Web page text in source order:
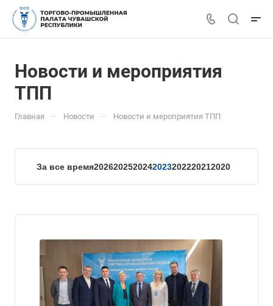
Новости и мероприятия
ТПП
Главная — Новости — Новости и мероприятия ТПП
За все время2026202520242023202220212020